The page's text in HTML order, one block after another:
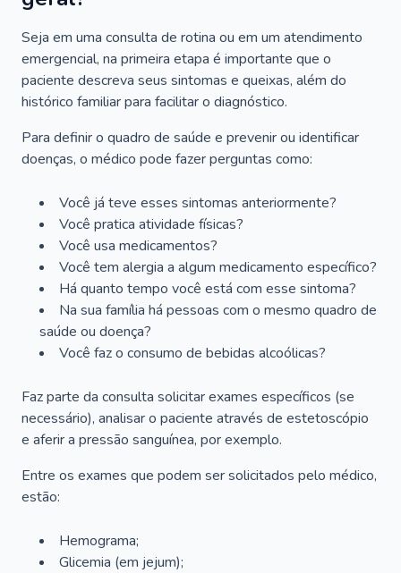
Seja em uma consulta de rotina ou em um atendimento
emergencial, na primeira etapa é importante que o
paciente descreva seus sintomas e queixas, além do
histórico familiar para facilitar o diagnóstico.
Para definir o quadro de saúde e prevenir ou identificar
doenças, o médico pode fazer perguntas como:
Você já teve esses sintomas anteriormente?
Você pratica atividade físicas?
Você usa medicamentos?
Você tem alergia a algum medicamento específico?
Há quanto tempo você está com esse sintoma?
Na sua família há pessoas com o mesmo quadro de
saúde ou doença?
Você faz o consumo de bebidas alcoólicas?
Faz parte da consulta solicitar exames específicos (se
necessário), analisar o paciente através de estetoscópio
e aferir a pressão sanguínea, por exemplo.
Entre os exames que podem ser solicitados pelo médico,
estão:
Hemograma;
Glicemia (em jejum);